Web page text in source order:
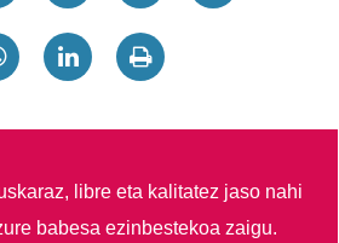
libre eta kalitatez jaso nahi
babesa ezinbestekoa zaigu.